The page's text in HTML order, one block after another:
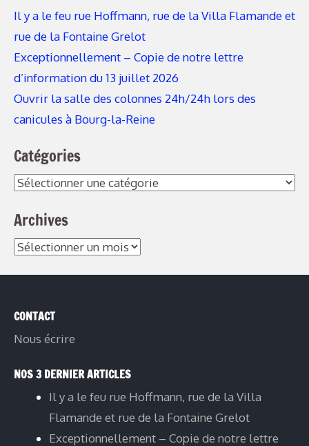
Il y a le feu rue Hoffmann, rue de la Villa Flamande et
rue de la Fontaine Grelot
Exceptionnellement – Copie de notre lettre
d’information du 13 juillet 2026
Ouvrir la salle des colonnes 24h/24h lors des
canicules à Bourg-la-Reine
Catégories
Archives
CONTACT
Nous écrire
NOS 3 DERNIER ARTICLES
Il y a le feu rue Hoffmann, rue de la Villa
Flamande et rue de la Fontaine Grelot
Exceptionnellement – Copie de notre lettre